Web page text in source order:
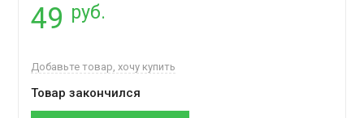
49 руб.
Добавьте товар, хочу купить
Товар закончился